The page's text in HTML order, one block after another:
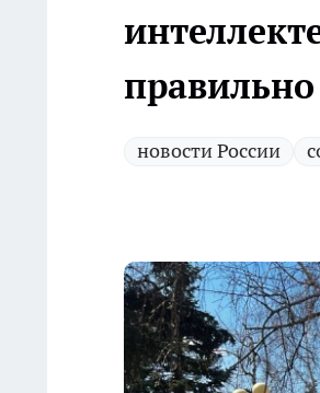
правильно
новости России